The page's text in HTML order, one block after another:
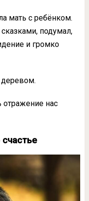
мать с ребёнком.
подумал,
и громко
отражение нас